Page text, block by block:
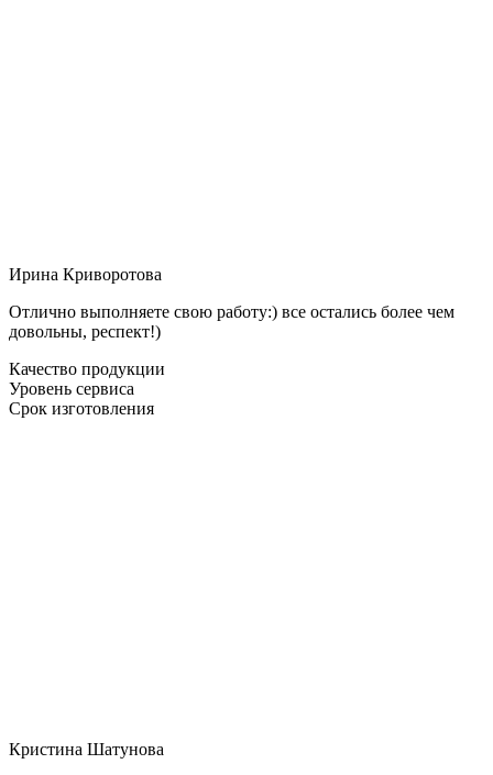
Ирина Криворотова
Отлично выполняете свою работу:) все остались более чем
довольны, респект!)
Качество продукции
Уровень сервиса
Срок изготовления
Кристина Шатунова